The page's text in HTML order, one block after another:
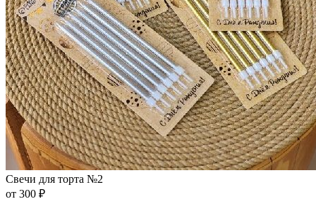
Свечи для торта №2
от 300 ₽